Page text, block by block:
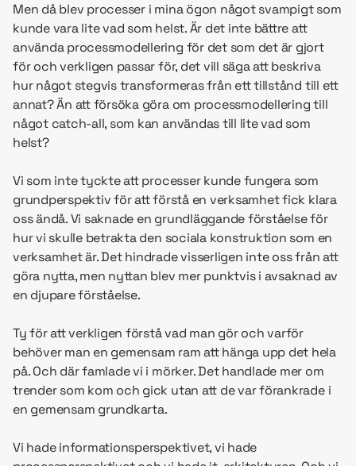
Men då blev processer i mina ögon något svampigt som
kunde vara lite vad som helst. Är det inte bättre att
använda processmodellering för det som det är gjort
för och verkligen passar för, det vill säga att beskriva
hur något stegvis transformeras från ett tillstånd till ett
annat? Än att försöka göra om processmodellering till
något catch-all, som kan användas till lite vad som
helst?
Vi som inte tyckte att processer kunde fungera som
grundperspektiv för att förstå en verksamhet fick klara
oss ändå. Vi saknade en grundläggande förståelse för
hur vi skulle betrakta den sociala konstruktion som en
verksamhet är. Det hindrade visserligen inte oss från att
göra nytta, men nyttan blev mer punktvis i avsaknad av
en djupare förståelse.
Ty för att verkligen förstå vad man gör och varför
behöver man en gemensam ram att hänga upp det hela
på. Och där famlade vi i mörker. Det handlade mer om
trender som kom och gick utan att de var förankrade i
en gemensam grundkarta.
Vi hade informationsperspektivet, vi hade